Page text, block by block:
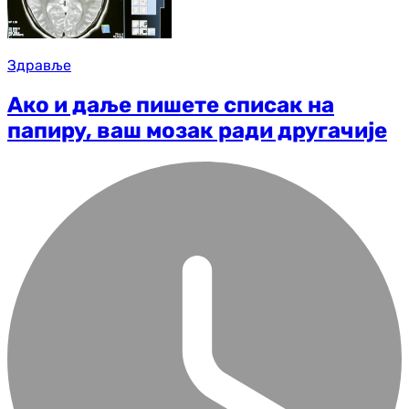
Здравље
Ако и даље пишете списак на
папиру, ваш мозак ради другачије